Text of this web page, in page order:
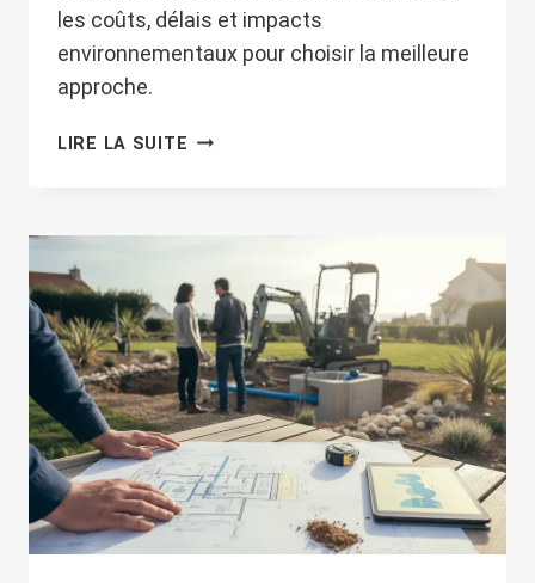
les coûts, délais et impacts
environnementaux pour choisir la meilleure
approche.
LIRE LA SUITE DÉMANTÈLEMENT
APPROCHE
CHOISIR
POUR
VOTRE
PROJET
?